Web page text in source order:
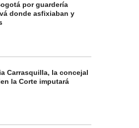
por guardería
donde asfixiaban y
Carrasquilla, la concejal
la Corte imputará